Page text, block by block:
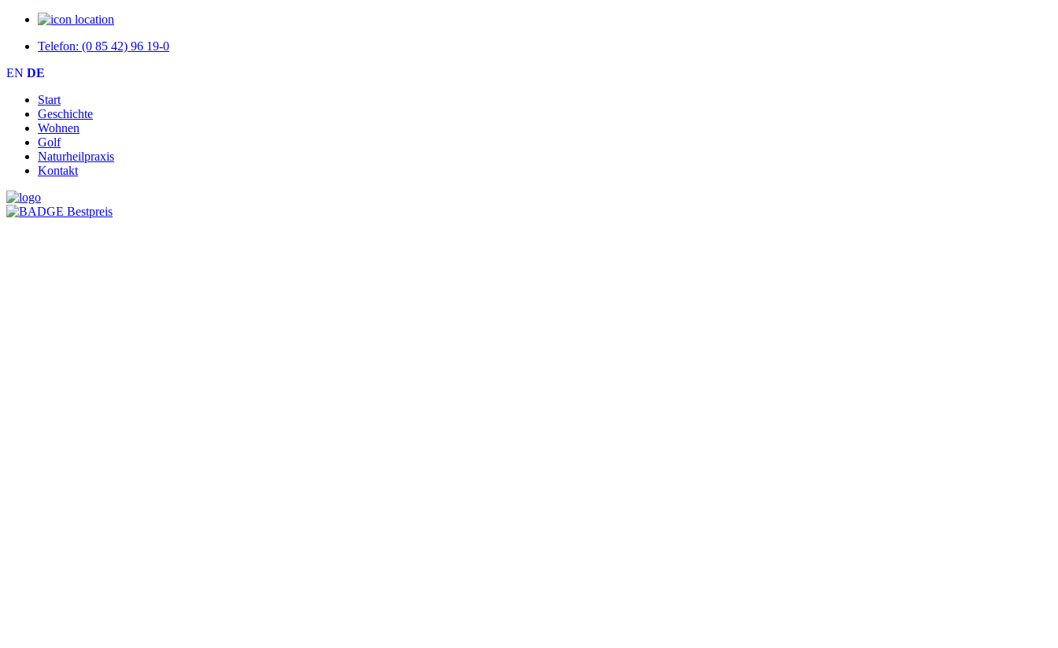
Telefon: (0 85 42) 96 19-0
EN DE
Start
Geschichte
Wohnen
Golf
Naturheilpraxis
Kontakt